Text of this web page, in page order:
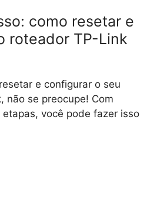
como resetar e
roteador TP-Link
e configurar o seu
não se preocupe! Com
etapas, você pode fazer isso